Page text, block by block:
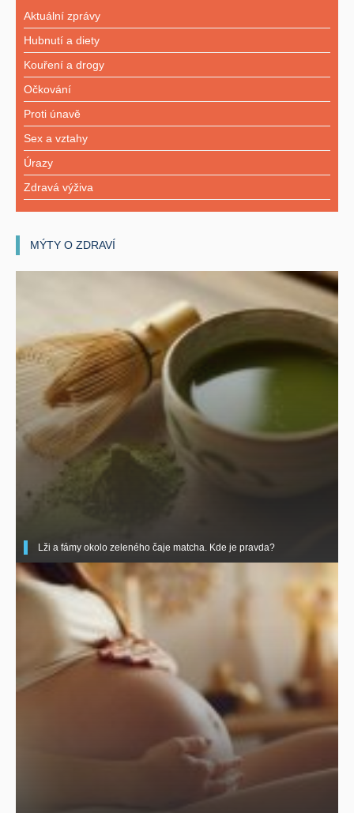
Aktuální zprávy
Hubnutí a diety
Kouření a drogy
Očkování
Proti únavě
Sex a vztahy
Úrazy
Zdravá výživa
MÝTY O ZDRAVÍ
Lži a fámy okolo zeleného čaje matcha. Kde je pravda?